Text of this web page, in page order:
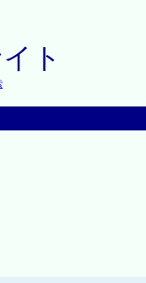
ト